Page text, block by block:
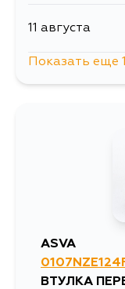
11 августа
Показать еще 1
ASVA
ВТУЛКА